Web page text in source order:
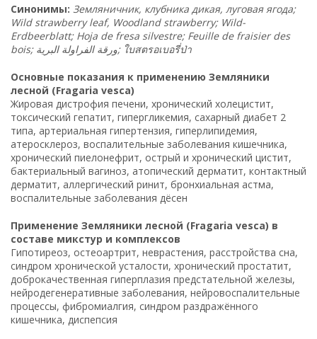
Синонимы: Земляничник, клубника дикая, луговая ягода;
Wild strawberry leaf, Woodland strawberry; Wild-
Erdbeerblatt; Hoja de fresa silvestre; Feuille de fraisier des
bois; ورقة الفراولة البرية; ใบสตรอเบอรี่ป่า
Основные показания к применению Земляники
лесной (Fragaria vesca)
Жировая дистрофия печени, хронический холецистит,
токсический гепатит, гипергликемия, сахарный диабет 2
типа, артериальная гипертензия, гиперлипидемия,
атеросклероз, воспалительные заболевания кишечника,
хронический пиелонефрит, острый и хронический цистит,
бактериальный вагиноз, атопический дерматит, контактный
дерматит, аллергический ринит, бронхиальная астма,
воспалительные заболевания дёсен
Применение Земляники лесной (Fragaria vesca) в
составе микстур и комплексов
Гипотиреоз, остеоартрит, неврастения, расстройства сна,
синдром хронической усталости, хронический простатит,
доброкачественная гиперплазия предстательной железы,
нейродегенеративные заболевания, нейровоспалительные
процессы, фибромиалгия, синдром раздражённого
кишечника, диспепсия